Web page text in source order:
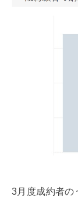
3月度成約者の